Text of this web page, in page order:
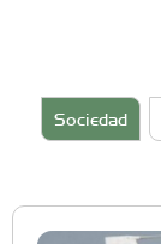
Sociedad